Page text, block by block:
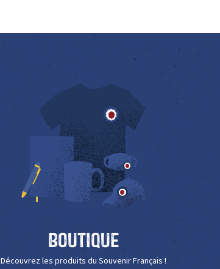
Boutique
Découvrez les produits du Souvenir Français !